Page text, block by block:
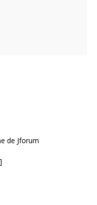
de Jforum